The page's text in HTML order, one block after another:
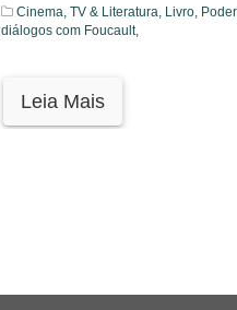
Cinema, TV & Literatura, Livro,
diálogos com Foucault,
Leia Mais